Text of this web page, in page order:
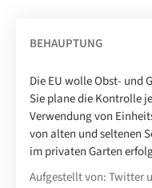
BEHAUPTUNG
Die EU wolle Obst- und
Sie plane die Kontrolle
Verwendung von
von alten und seltenen
im privaten Garten
Aufgestellt von: Twitter